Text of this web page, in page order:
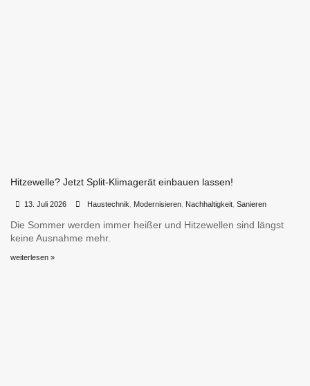
Hitzewelle? Jetzt Split-Klimagerät einbauen lassen!
13. Juli 2026 Haustechnik Modernisieren, Nachhaltigkeit, Sanieren
Die Sommer werden immer heißer und Hitzewellen sind längst
keine Ausnahme mehr.
weiterlesen »